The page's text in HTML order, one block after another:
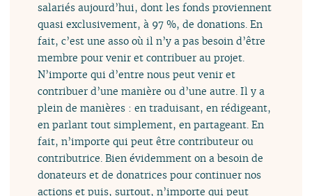
salariés aujourd’hui, dont les fonds proviennent
quasi exclusivement, à 97 %, de donations. En
fait, c’est une asso où il n’y a pas besoin d’être
membre pour venir et contribuer au projet.
N’importe qui d’entre nous peut venir et
contribuer d’une manière ou d’une autre. Il y a
plein de manières : en traduisant, en rédigeant,
en parlant tout simplement, en partageant. En
fait, n’importe qui peut être contributeur ou
contributrice. Bien évidemment on a besoin de
donateurs et de donatrices pour continuer nos
actions et puis, surtout, n’importe qui peut